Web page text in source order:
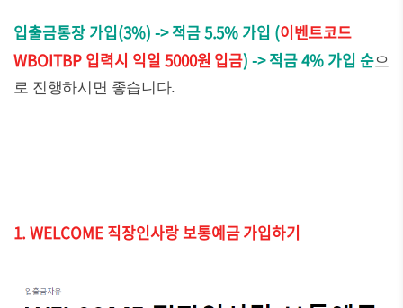
입출금통장 가입(3%) -> 적금 5.5% 가입 (이벤트코드
WBOITBP 입력시 익일 5000원 입금) -> 적금 4% 가입 순으
로 진행하시면 좋습니다.
1. WELCOME 직장인사랑 보통예금 가입하기